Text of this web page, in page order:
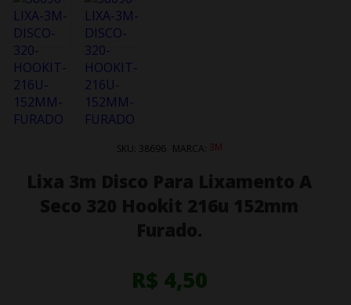
SKU: 38696 MARCA: 3M
R$ 4,50